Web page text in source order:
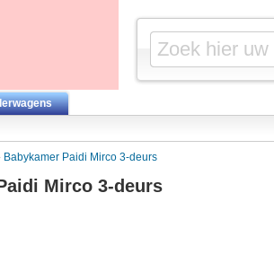
Babykamer Paidi Mirco 3-deurs
Mirco 3-deurs